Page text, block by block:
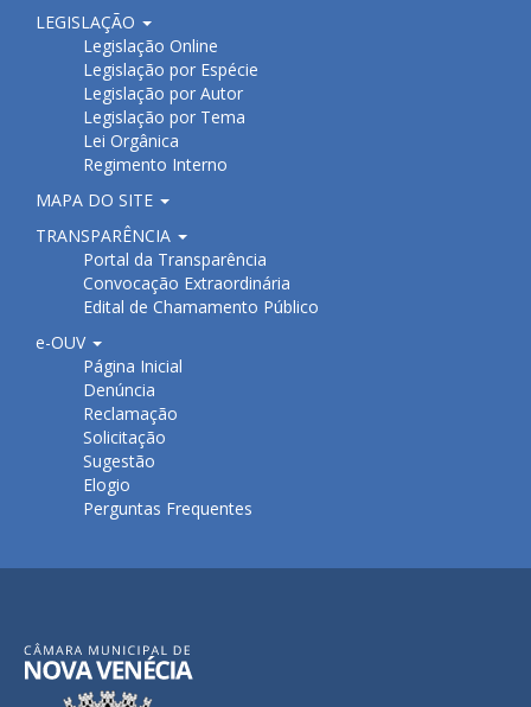
LEGISLAÇÃO
Legislação Online
Legislação por Espécie
Legislação por Autor
Legislação por Tema
Lei Orgânica
Regimento Interno
MAPA DO SITE
TRANSPARÊNCIA
Portal da Transparência
Convocação Extraordinária
Edital de Chamamento Público
e-OUV
Página Inicial
Denúncia
Reclamação
Solicitação
Sugestão
Elogio
Perguntas Frequentes